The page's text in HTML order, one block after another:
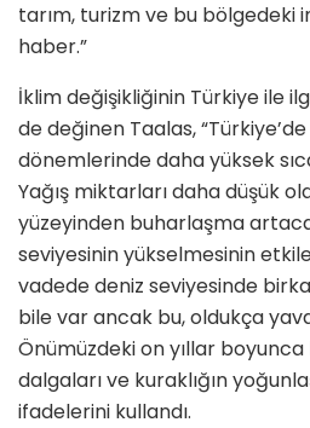
tarım, turizm ve bu bölgedeki
haber.”
İklim değişikliğinin Türkiye ile
de değinen Taalas, “Türkiye’de
dönemlerinde daha yüksek
Yağış miktarları daha düşük
yüzeyinden buharlaşma
seviyesinin yükselmesinin
vadede deniz seviyesinde
bile var ancak bu, oldukça
Önümüzdeki on yıllar
dalgaları ve kuraklığın
ifadelerini kullandı.